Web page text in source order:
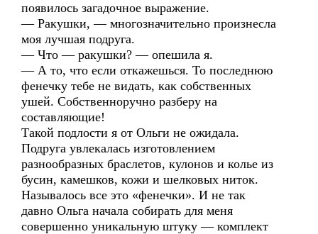
появилось загадочное выражение.
— Ракушки, — многозначительно произнесла
моя лучшая подруга.
— Что — ракушки? — опешила я.
— А то, что если откажешься. То последнюю
фенечку тебе не видать, как собственных
ушей. Собственноручно разберу на
составляющие!
Такой подлости я от Ольги не ожидала.
Подруга увлекалась изготовлением
разнообразных браслетов, кулонов и колье из
бусин, камешков, кожи и шелковых ниток.
Называлось все это «фенечки». И не так
давно Ольга начала собирать для меня
совершенно уникальную штуку — комплект